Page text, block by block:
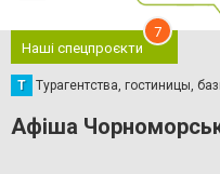
Наші спецпроєкти
7
Т Турагентства, гостиницы,
Афіша